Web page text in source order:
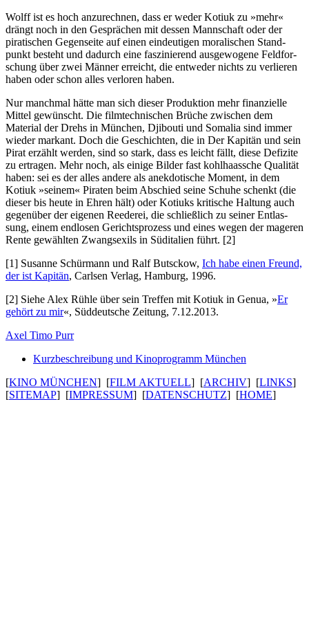
Wolff ist es hoch anzu­rechnen, dass er weder Kotiuk zu »mehr«
drängt noch in den Gesprächen mit dessen Mann­schaft oder der
pira­ti­schen Gegen­seite auf einen eindeu­tigen mora­li­schen Stand­
punkt besteht und dadurch eine faszi­nie­rend ausge­wo­gene Feld­for­
schung über zwei Männer erreicht, die entweder nichts zu verlieren
haben oder schon alles verloren haben.
Nur manchmal hätte man sich dieser Produk­tion mehr finan­zi­elle
Mittel gewünscht. Die film­tech­ni­schen Brüche zwischen dem
Material der Drehs in München, Djibouti und Somalia sind immer
wieder markant. Doch die Geschichten, die in Der Kapitän und sein
Pirat erzählt werden, sind so stark, dass es leicht fällt, diese Defizite
zu ertragen. Mehr noch, als einige Bilder fast kohl­haas­sche Qualität
haben: sei es der alles andere als anek­do­ti­sche Moment, in dem
Kotiuk »seinem« Piraten beim Abschied seine Schuhe schenkt (die
dieser bis heute in Ehren hält) oder Kotiuks kritische Haltung auch
gegenüber der eigenen Reederei, die schließ­lich zu seiner Entlas­
sung, einem endlosen Gerichts­prozess und eines wegen der mageren
Rente gewählten Zwangs­exils in Südita­lien führt. [2]
[1] Susanne Schürmann und Ralf Butsckow, Ich habe einen Freund,
der ist Kapitän, Carlsen Verlag, Hamburg, 1996.
[2] Siehe Alex Rühle über sein Treffen mit Kotiuk in Genua, »Er
gehört zu mir«, Süddeut­sche Zeitung, 7.12.2013.
Axel Timo Purr
Kurzbeschreibung und Kinoprogramm München
[KINO MÜNCHEN] [FILM AKTUELL] [ARCHIV] [LINKS]
[SITEMAP] [IMPRESSUM] [DATENSCHUTZ] [HOME]